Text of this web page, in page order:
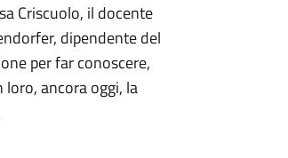
Criscuolo, il docente
dipendente del
per far conoscere,
ancora oggi, la